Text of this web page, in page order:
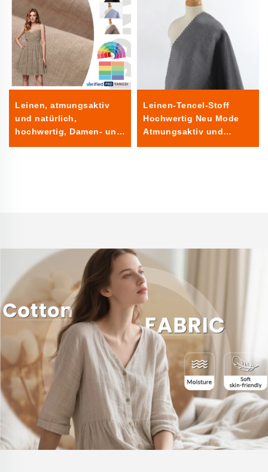
Leinen, atmungsaktiv
und natürlich,
hochwertig, Damen- und
Herrenbekleidung,
Leinen-Tencel-Stoff
Hochwertig Neu Mode
Atmungsaktiv und
Gesund Weich Gewebt